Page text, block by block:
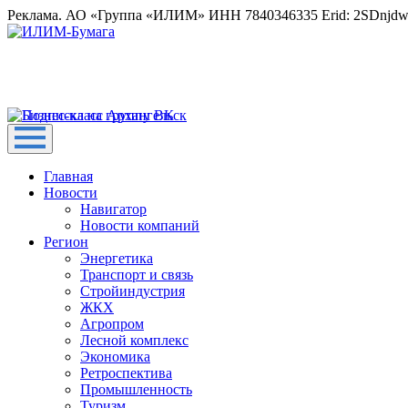
Реклама. АО «Группа «ИЛИМ» ИНН 7840346335 Erid:
Главная
Новости
Навигатор
Новости компаний
Регион
Энергетика
Транспорт и связь
Стройиндустрия
ЖКХ
Агропром
Лесной комплекс
Экономика
Ретроспектива
Промышленность